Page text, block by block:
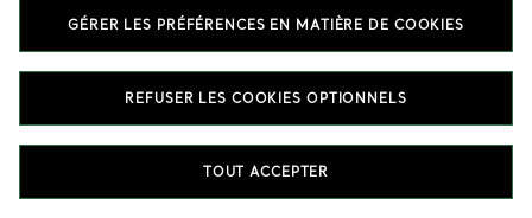
Décorations en Gold
manière extraordinaire les espaces et les moments les plus
importants de votre vie. Apportez de subtiles touches de bonheur
GÉRER LES PRÉFÉRENCES EN MATIÈRE DE COOKIES
REFUSER LES COOKIES OPTIONNELS
TOUT ACCEPTER